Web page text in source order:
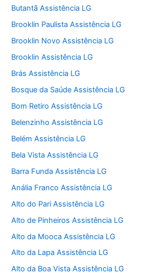
Butantã Assistência LG
Brooklin Paulista Assistência LG
Brooklin Novo Assistência LG
Brooklin Assistência LG
Brás Assistência LG
Bosque da Saúde Assistência LG
Bom Retiro Assistência LG
Belenzinho Assistência LG
Belém Assistência LG
Bela Vista Assistência LG
Barra Funda Assistência LG
Anália Franco Assistência LG
Alto do Pari Assistência LG
Alto de Pinheiros Assistência LG
Alto da Mooca Assistência LG
Alto da Lapa Assistência LG
Alto da Boa Vista Assistência LG